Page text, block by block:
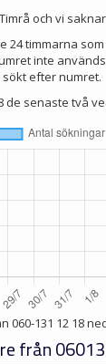
och vi
24 timmarna
inte
efter numret.
de senaste två
060-131 12 18
från